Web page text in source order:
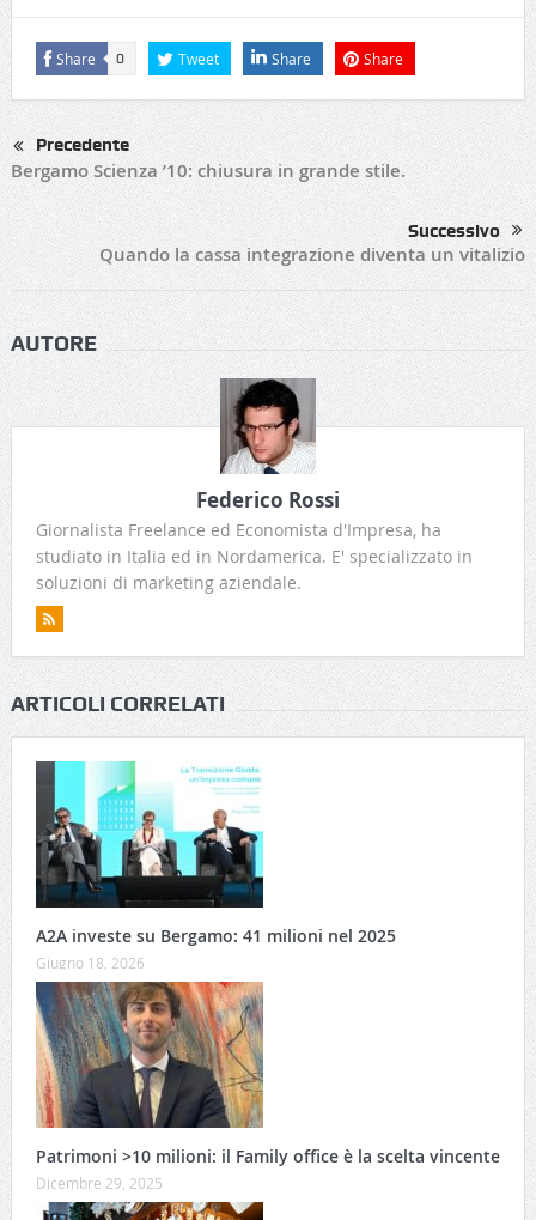
Share 0 Tweet Share Share
Precedente
Bergamo Scienza ’10: chiusura in grande stile.
Successivo
Quando la cassa integrazione diventa un vitalizio
AUTORE
Federico Rossi
Giornalista Freelance ed Economista d'Impresa, ha
studiato in Italia ed in Nordamerica. E' specializzato in
soluzioni di marketing aziendale.
ARTICOLI CORRELATI
A2A investe su Bergamo: 41 milioni nel 2025
Giugno 18, 2026
Patrimoni >10 milioni: il Family office è la scelta vincente
Dicembre 29, 2025